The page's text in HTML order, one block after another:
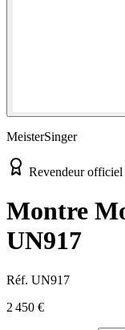
MeisterSinger
Revendeur officiel
Montre
UN917
Réf. UN917
2 450 €